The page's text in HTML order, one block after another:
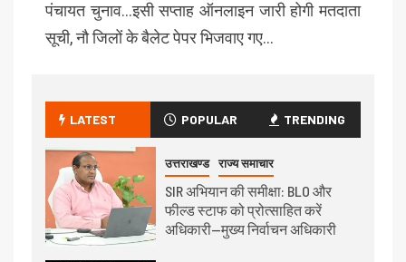
पंचायत चुनाव…इसी सप्ताह ऑनलाइन जारी होगी मतदाता
सूची, नौ जिलों के बैलेट पेपर भिजवाए गए…
LATEST POPULAR TRENDING
उत्तराखण्ड राज्य समाचार
SIR अभियान की समीक्षा: BLO और
फील्ड स्टाफ को प्रोत्साहित करें
अधिकारी—मुख्य निर्वाचन अधिकारी